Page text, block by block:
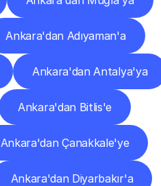
Ankara'dan Adıyaman'a
Ankara'dan Antalya'ya
Ankara'dan Bitlis'e
Ankara'dan Çanakkale'ye
Ankara'dan Diyarbakır'a